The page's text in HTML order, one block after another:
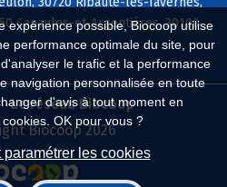
expérience possible, Biocoop utilise
performance optimale du site, pour
le trafic et la performance
navigation personnalisée en toute
d'avis à tout moment en
OK pour vous ?
paramétrer les cookies
Canaules-et-Argentières, 30100
Le réseau Biocoop
Biocoop 2026